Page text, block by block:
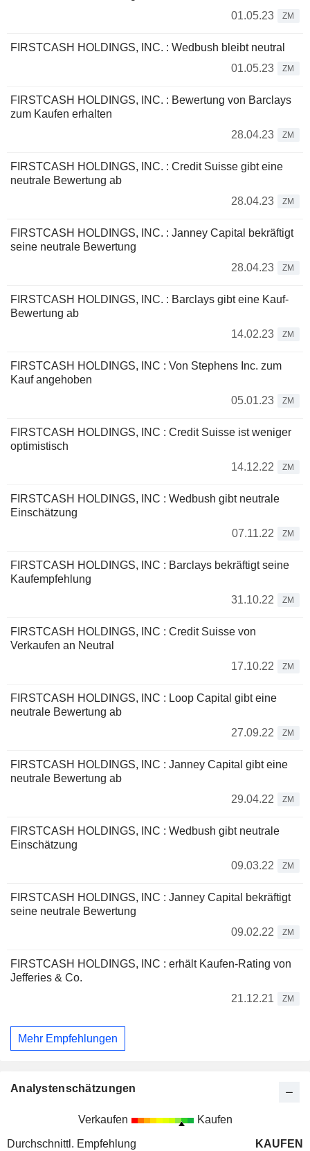
01.05.23
ZM
FIRSTCASH HOLDINGS, INC. : Wedbush bleibt neutral
01.05.23
ZM
FIRSTCASH HOLDINGS, INC. : Bewertung von Barclays
zum Kaufen erhalten
28.04.23
ZM
FIRSTCASH HOLDINGS, INC. : Credit Suisse gibt eine
neutrale Bewertung ab
28.04.23
ZM
FIRSTCASH HOLDINGS, INC. : Janney Capital bekräftigt
seine neutrale Bewertung
28.04.23
ZM
FIRSTCASH HOLDINGS, INC. : Barclays gibt eine Kauf-
Bewertung ab
14.02.23
ZM
FIRSTCASH HOLDINGS, INC : Von Stephens Inc. zum
Kauf angehoben
05.01.23
ZM
FIRSTCASH HOLDINGS, INC : Credit Suisse ist weniger
optimistisch
14.12.22
ZM
FIRSTCASH HOLDINGS, INC : Wedbush gibt neutrale
Einschätzung
07.11.22
ZM
FIRSTCASH HOLDINGS, INC : Barclays bekräftigt seine
Kaufempfehlung
31.10.22
ZM
FIRSTCASH HOLDINGS, INC : Credit Suisse von
Verkaufen an Neutral
17.10.22
ZM
FIRSTCASH HOLDINGS, INC : Loop Capital gibt eine
neutrale Bewertung ab
27.09.22
ZM
FIRSTCASH HOLDINGS, INC : Janney Capital gibt eine
neutrale Bewertung ab
29.04.22
ZM
FIRSTCASH HOLDINGS, INC : Wedbush gibt neutrale
Einschätzung
09.03.22
ZM
FIRSTCASH HOLDINGS, INC : Janney Capital bekräftigt
seine neutrale Bewertung
09.02.22
ZM
FIRSTCASH HOLDINGS, INC : erhält Kaufen-Rating von
Jefferies & Co.
21.12.21
ZM
Mehr Empfehlungen
Analystenschätzungen
Verkaufen Kaufen
Durchschnittl. Empfehlung
KAUFEN